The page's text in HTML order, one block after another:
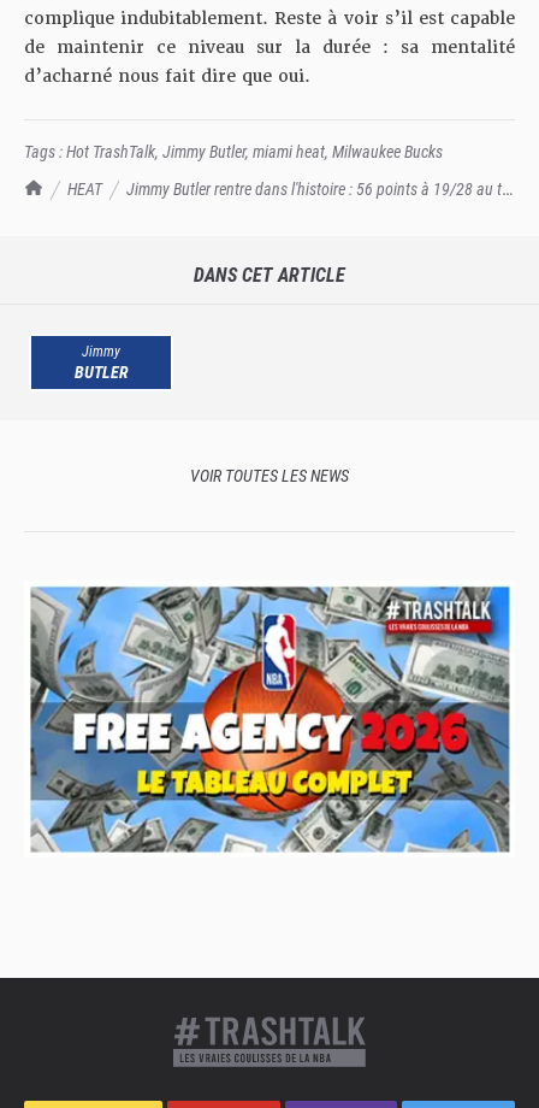
TrashTalk Actu NBA
HEAT
Jimmy Butler rentre dans l'histoire : 56 points à 19/28 au tir,
complique indubitablement. Reste à voir s’il est capable
de maintenir ce niveau sur la durée : sa mentalité
d’acharné nous fait dire que oui.
Tags :Hot TrashTalk, Jimmy Butler, miami heat, Milwaukee Bucks
DANS CET ARTICLE
Jimmy
BUTLER
VOIR TOUTES LES NEWS